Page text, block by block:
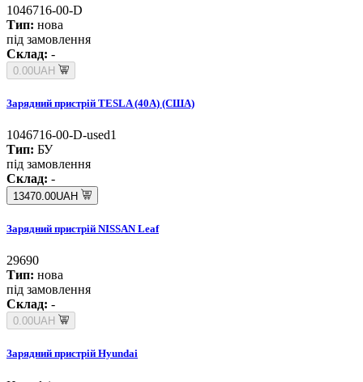
1046716-00-D
Тип: нова
під замовлення
Склад: -
0.00UAH
Зарядний пристрій TESLA (40А) (США)
1046716-00-D-used1
Тип: БУ
під замовлення
Склад: -
13470.00UAH
Зарядний пристрій NISSAN Leaf
29690
Тип: нова
під замовлення
Склад: -
0.00UAH
Зарядний пристрій Hyundai